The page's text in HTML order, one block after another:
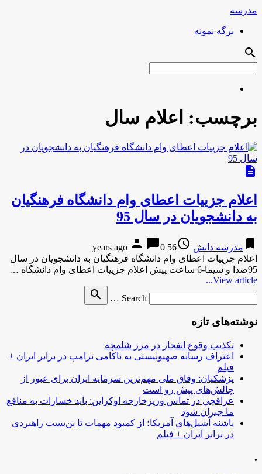
مدرسه
برگه نمونه
search
برچسب: اعلام سال
description
اعلام جزییات اعطای وام دانشگاه فرهنگیان
به دانشجویان در سال 95
bookmark مدرسه دانش access_time
56 years ago
person chat_bubble0
اعلام جزییات اعطای وام دانشگاه فرهنگیان به دانشجویان در سال
95صدا و سیما-6 ساعت پیش اعلام جزییات اعطای وام دانشگاه …
View article...
Search …
search
نوشته‌های تازه
تکذیب وقوع انفجار در مرز شلمچه
اعتراف رسانه صهیونیستی به ناکامی ترامپ در برابر ایران +
فیلم
پزشکیان: وفاق ملی مهم‌ترین سرمایه ایران برای عبور از
چالش‌های پیش رو است
عراقچی در تماس وزیرخارجه اوکراین: باید خسارات به منافع
ما جبران شود
پاشنه آشیل‌های آمریکا؛ از کمبود مهمات تا بن‌بست راهبردی
در برابر ایران + فیلم
.